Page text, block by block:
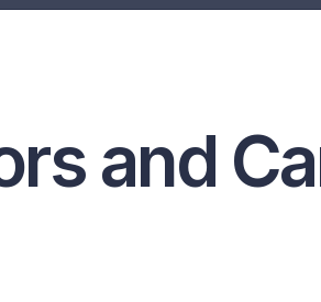
and